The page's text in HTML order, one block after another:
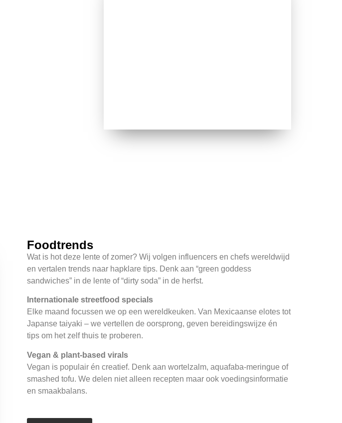
Foodtrends
Wat is hot deze lente of zomer? Wij volgen influencers en chefs wereldwijd
en vertalen trends naar hapklare tips. Denk aan “green goddess
sandwiches” in de lente of “dirty soda” in de herfst.
Internationale streetfood specials
Elke maand focussen we op een wereldkeuken. Van Mexicaanse elotes tot
Japanse taiyaki – we vertellen de oorsprong, geven bereidingswijze én
tips om het zelf thuis te proberen.
Vegan & plant-based virals
Vegan is populair én creatief. Denk aan wortelzalm, aquafaba-meringue of
smashed tofu. We delen niet alleen recepten maar ook voedingsinformatie
en smaakbalans.